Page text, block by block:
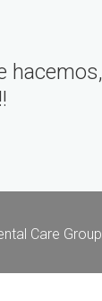
hacemos,
Care Group